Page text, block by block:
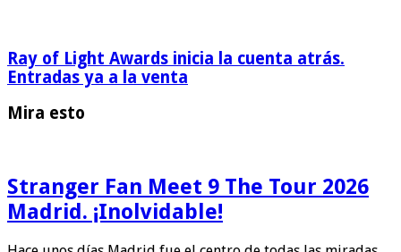
Ray of Light Awards inicia la cuenta atrás.
Entradas ya a la venta
Mira esto
Stranger Fan Meet 9 The Tour 2026
Madrid. ¡Inolvidable!